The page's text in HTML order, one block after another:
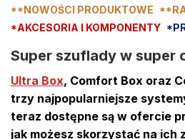
**NOWOŚCI PRODUKTOWE
*AKCESORIA I KOMPONENTY
Super szuflady w super
Ultra Box, Comfort Box oraz
trzy najpopularniejsze
teraz dostępne są w ofercie
jak możesz skorzystać na ich